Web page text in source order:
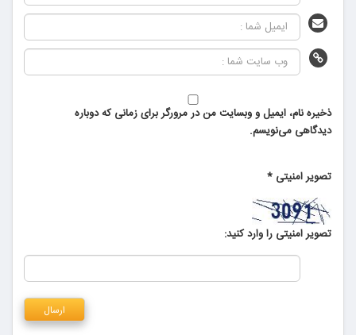
ذخیره نام، ایمیل و وبسایت من در مرورگر برای زمانی که دوباره
دیدگاهی می‌نویسم.
تصویر امنیتی *
تصویر امنیتی را وارد کنید: